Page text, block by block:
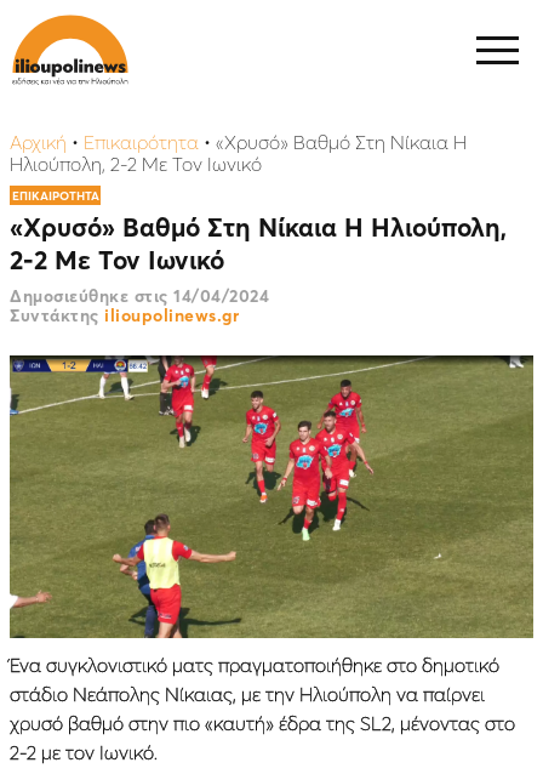
Αρχική • Επικαιρότητα • «Χρυσό» Βαθμό Στη Νίκαια Η
Ηλιούπολη, 2-2 Με Τον Ιωνικό
ΕΠΙΚΑΙΡΟΤΗΤΑ
«Χρυσό» Βαθμό Στη Νίκαια Η Ηλιούπολη,
2-2 Με Τον Ιωνικό
Δημοσιεύθηκε στις 14/04/2024
Συντάκτης ilioupolinews.gr
Ένα συγκλονιστικό ματς πραγματοποιήθηκε στο δημοτικό
στάδιο Νεάπολης Νίκαιας, με την Ηλιούπολη να παίρνει
χρυσό βαθμό στην πιο «καυτή» έδρα της SL2, μένοντας στο
2-2 με τον Ιωνικό.